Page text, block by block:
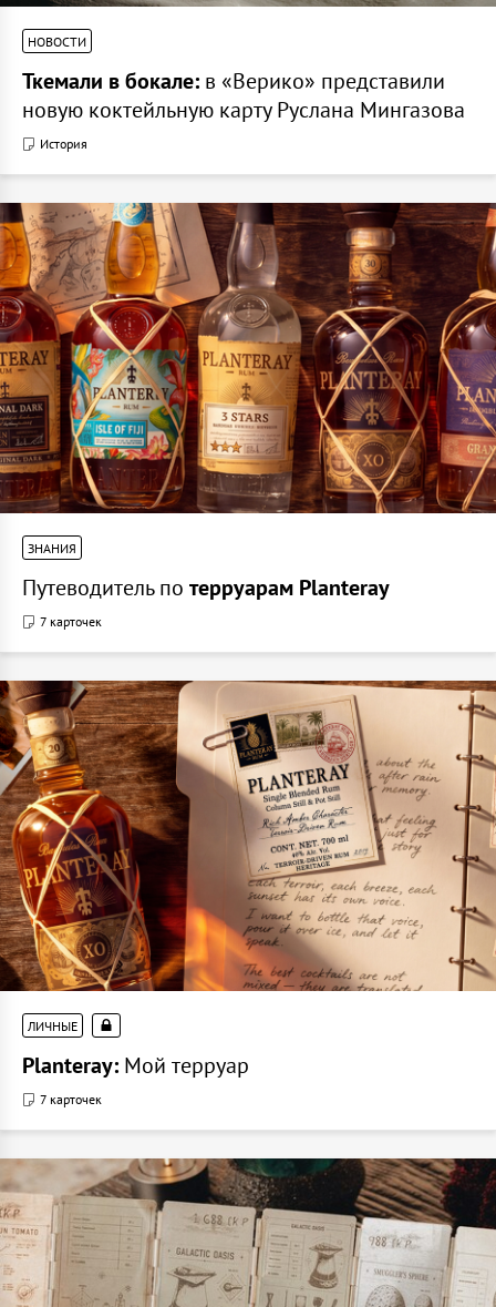
НОВОСТИ
Ткемали в бокале: в «Верико» представили
новую коктейльную карту Руслана Мингазова
История
ЗНАНИЯ
Путеводитель по терруарам Planteray
7 карточек
ЛИЧНЫЕ
Planteray: Мой терруар
7 карточек